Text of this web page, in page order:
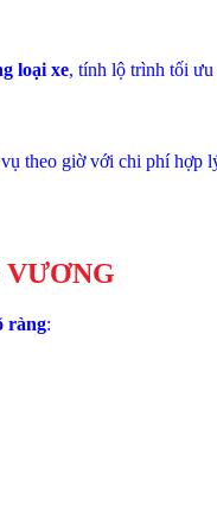
loại xe, tính lộ trình tối ưu
theo giờ với chi phí hợp
ràng: